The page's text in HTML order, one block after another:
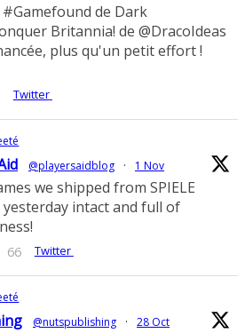
de Dark
Britannia! de @DracoIdeas
plus qu'un petit effort !
Twitter
@playersaidblog · 1 Nov
we shipped from SPIELE
yesterday intact and full of
66 Twitter
@nutspublishing · 28 Oct